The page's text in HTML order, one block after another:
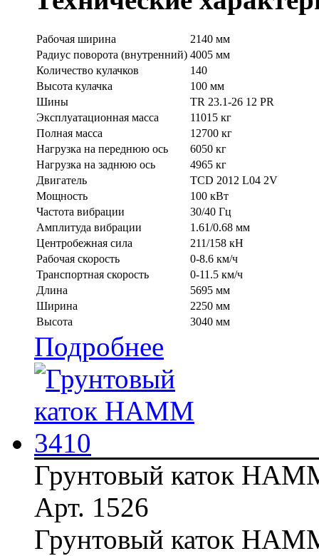
Рабочая ширина
2140 мм
Радиус поворота (внутренний) 4005 мм
Количество кулачков
140
Высота кулачка
100 мм
Шины
TR 23.1-26 12 PR
Эксплуатационная масса
11015 кг
Полная масса
12700 кг
Нагрузка на переднюю ось
6050 кг
Нагрузка на заднюю ось
4965 кг
Двигатель
TCD 2012 L04 2V
Мощность
100 кВт
Частота вибрации
30/40 Гц
Амплитуда вибрации
1.61/0.68 мм
Центробежная сила
211/158 кН
Рабочая скорость
0-8.6 км/ч
Транспортная скорость
0-11.5 км/ч
Длина
5695 мм
Ширина
2250 мм
Высота
3040 мм
Подробнее
Грунтовый каток
Арт. 1526
Грунтовый каток